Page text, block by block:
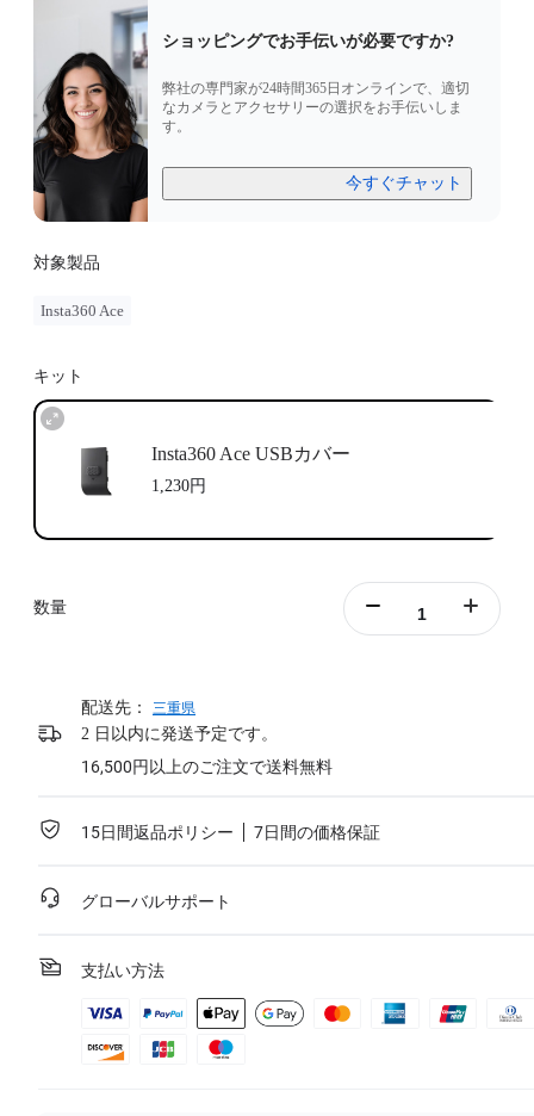
ショッピングでお手伝いが必要ですか?
弊社の専門家が24時間365日オンラインで、適切
なカメラとアクセサリーの選択をお手伝いしま
す。
今すぐチャット
対象製品
Insta360 Ace
キット
Insta360 Ace USBカバー
1,230円
数量
配送先： 三重県
2 日以内に発送予定です。
16,500円以上のご注文で送料無料
15日間返品ポリシー 7日間の価格保証
グローバルサポート
支払い方法